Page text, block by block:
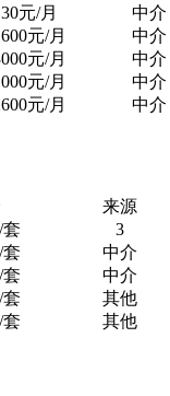
30元/月 中介
元/月 中介
元/月 中介
元/月 中介
元/月 中介
来源
套 3
中介
中介
其他
其他